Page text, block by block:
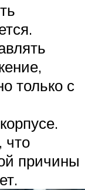
только с
что
причины